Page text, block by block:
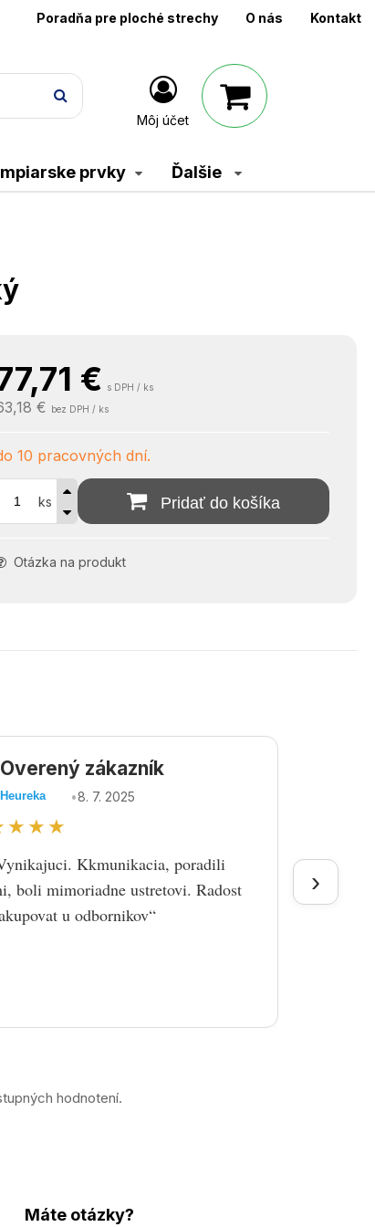
Poradňa pre ploché strechy O nás Kontakt
Môj účet
prvky Ďalšie
€ s DPH / ks
€ bez DPH / ks
10 pracovných dní.
ks Pridať do košíka
Otázka na produkt
Overený zákazník
Heureka •8. 7. 2025
Kkmunikacia, poradili
boli mimoriadne ustretovi. Radost
u odbornikov“
›
hodnotení.
Máte otázky?